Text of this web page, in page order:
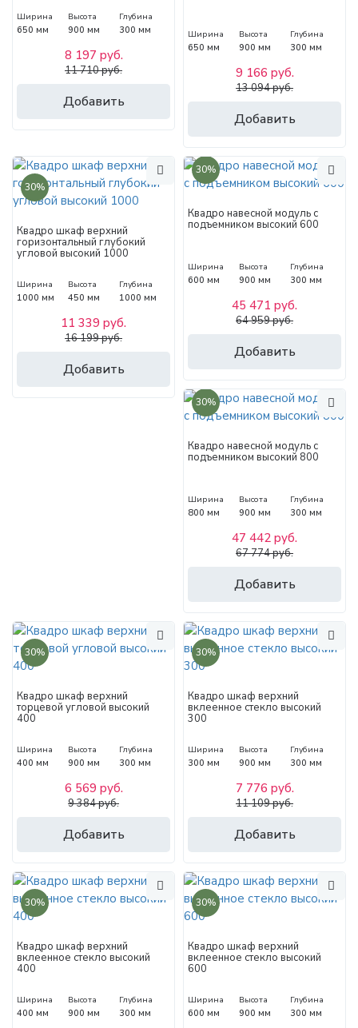
Ширина
650 мм
Высота
900 мм
Глубина
300 мм
Добавить
8 197 руб.
11 710 руб.
Ширина
650 мм
Высота
900 мм
Глубина
300 мм
Добавить
9 166 руб.
13 094 руб.
30%
Квадро шкаф верхний
горизонтальный глубокий
угловой высокий 1000
Ширина
1000 мм
Высота
450 мм
Глубина
1000 мм
Добавить
11 339 руб.
16 199 руб.
30%
Квадро навесной модуль с
подъемником высокий 600
Ширина
600 мм
Высота
900 мм
Глубина
300 мм
Добавить
45 471 руб.
64 959 руб.
30%
Квадро навесной модуль с
подъемником высокий 800
Ширина
800 мм
Высота
900 мм
Глубина
300 мм
Добавить
47 442 руб.
67 774 руб.
30%
Квадро шкаф верхний
торцевой угловой высокий
400
Ширина
400 мм
Высота
900 мм
Глубина
300 мм
Добавить
6 569 руб.
9 384 руб.
30%
Квадро шкаф верхний
вклеенное стекло высокий
300
Ширина
300 мм
Высота
900 мм
Глубина
300 мм
Добавить
7 776 руб.
11 109 руб.
30%
Квадро шкаф верхний
вклеенное стекло высокий
400
Ширина
400 мм
Высота
900 мм
Глубина
300 мм
30%
Квадро шкаф верхний
вклеенное стекло высокий
600
Ширина
600 мм
Высота
900 мм
Глубина
300 мм